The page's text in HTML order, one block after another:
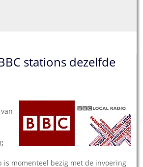
stations dezelfde
is momenteel bezig met de invoering